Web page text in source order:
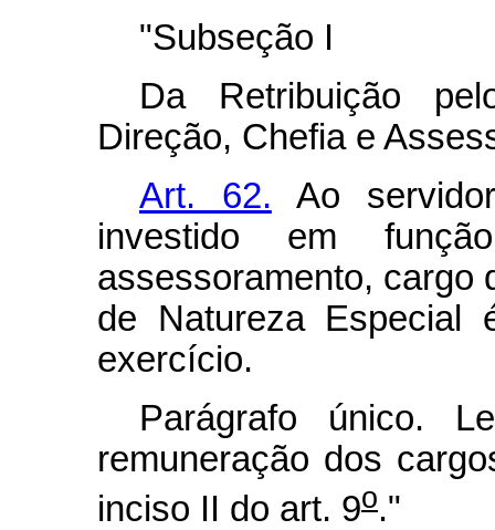
"Subseção I
Da Retribuição
Direção, Chefia e
Art. 62. Ao
investido em
assessoramento, cargo
de Natureza Especial
exercício.
Parágrafo único.
remuneração dos
inciso II do art. 9o."